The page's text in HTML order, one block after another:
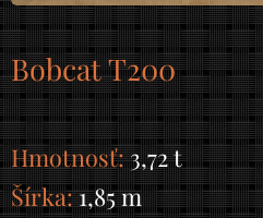
Bobcat T200
Hmotnosť:3,72 t
Šírka:1,85 m